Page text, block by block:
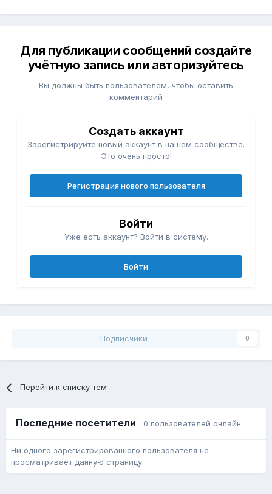
Для публикации сообщений создайте
учётную запись или авторизуйтесь
Вы должны быть пользователем, чтобы оставить
комментарий
Создать аккаунт
Зарегистрируйте новый аккаунт в нашем сообществе.
Это очень просто!
Регистрация нового пользователя
Войти
Уже есть аккаунт? Войти в систему.
Войти
Подписчики 0
Перейти к списку тем
Последние посетители 0 пользователей онлайн
Ни одного зарегистрированного пользователя не
просматривает данную страницу